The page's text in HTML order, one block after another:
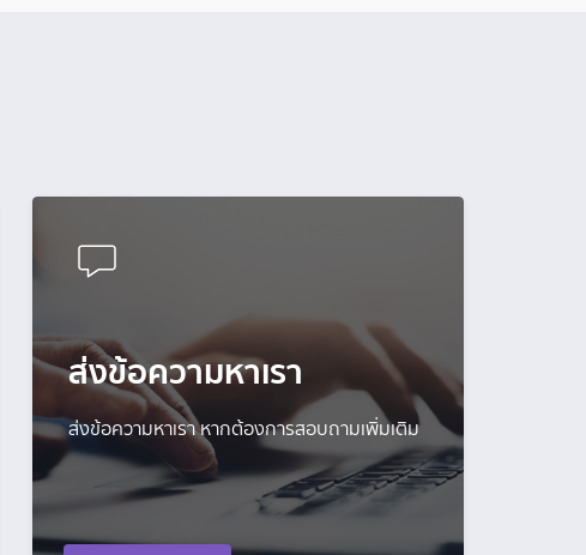
ส่งข้อความหาเรา
ส่งข้อความหาเรา หากต้องการสอบถามเพิ่มเติม